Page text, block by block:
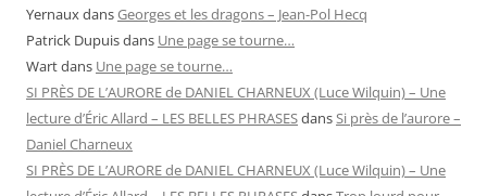
YernauxdansGeorges et les dragons – Jean-Pol Hecq
Patrick Dupuisdans Une page se tourne…
Wartdans Une page se tourne…
SI PRÈS DE L’AURORE de DANIEL CHARNEUX (Luce Wilquin) – Une
lecture d’Éric Allard – LES BELLES PHRASESdansSi près de l’aurore –
Daniel Charneux
SI PRÈS DE L’AURORE de DANIEL CHARNEUX (Luce Wilquin) – Une